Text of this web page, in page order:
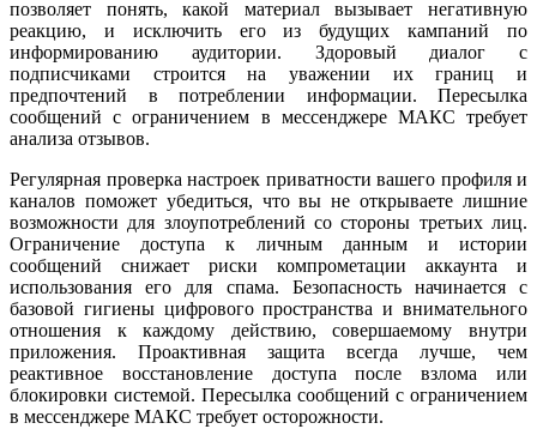
позволяет понять, какой материал вызывает негативную
реакцию, и исключить его из будущих кампаний по
информированию аудитории. Здоровый диалог с
подписчиками строится на уважении их границ и
предпочтений в потреблении информации. Пересылка
сообщений с ограничением в мессенджере МАКС требует
анализа отзывов.
Регулярная проверка настроек приватности вашего профиля и
каналов поможет убедиться, что вы не открываете лишние
возможности для злоупотреблений со стороны третьих лиц.
Ограничение доступа к личным данным и истории
сообщений снижает риски компрометации аккаунта и
использования его для спама. Безопасность начинается с
базовой гигиены цифрового пространства и внимательного
отношения к каждому действию, совершаемому внутри
приложения. Проактивная защита всегда лучше, чем
реактивное восстановление доступа после взлома или
блокировки системой. Пересылка сообщений с ограничением
в мессенджере МАКС требует осторожности.